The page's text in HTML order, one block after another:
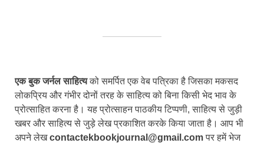
एक बुक जर्नल साहित्यको समर्पित एक वेब पत्रिका है जिसका मकसद
लोकप्रिय और गंभीर दोनों तरह के साहित्य को बिना किसी भेद भाव के
प्रोत्साहित करना है। यह प्रोत्साहन पाठकीय टिप्पणी, साहित्य से जुड़ी
खबर और साहित्य से जुड़े लेख प्रकाशित करके किया जाता है। आप भी
अपने लेखcontactekbookjournal@gmail.comपर हमें भेज